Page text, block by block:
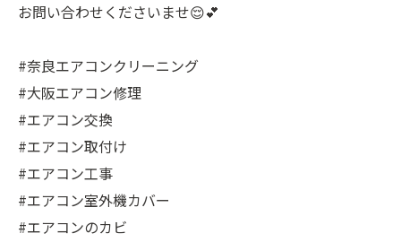
お問い合わせくださいませ😌💕
#奈良エアコンクリーニング
#大阪エアコン修理
#エアコン交換
#エアコン取付け
#エアコン工事
#エアコン室外機カバー
#エアコンのカビ